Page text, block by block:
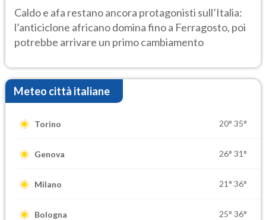
Caldo e afa restano ancora protagonisti sull’Italia:
l’anticiclone africano domina fino a Ferragosto, poi
potrebbe arrivare un primo cambiamento
Meteo città italiane
Torino 20° 35°
Genova 26° 31°
Milano 21° 36°
Bologna 25° 36°